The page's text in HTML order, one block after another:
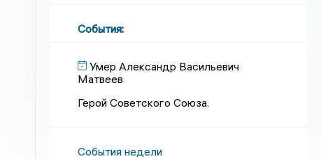
События:
Умер Александр Васильевич
Матвеев
Герой Советского Союза.
События недели